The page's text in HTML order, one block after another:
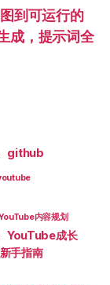
到可运行的
成，提示词全
github
内容规划
YouTube成长
手指南